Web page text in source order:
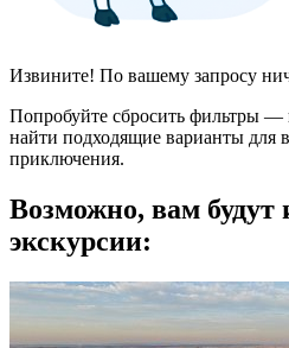
Извините! По вашему запросу
Попробуйте сбросить фильтры
найти подходящие варианты для
приключения.
Возможно, вам будут
экскурсии: